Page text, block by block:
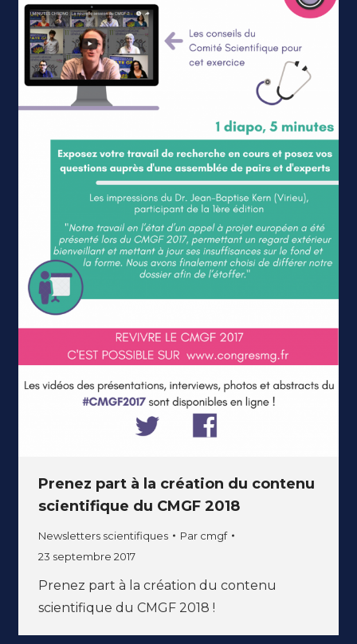
Prenez part à la création du contenu
scientifique du CMGF 2018
Newsletters scientifiques Par cmgf
23 septembre 2017
Prenez part à la création du contenu
scientifique du CMGF 2018 !